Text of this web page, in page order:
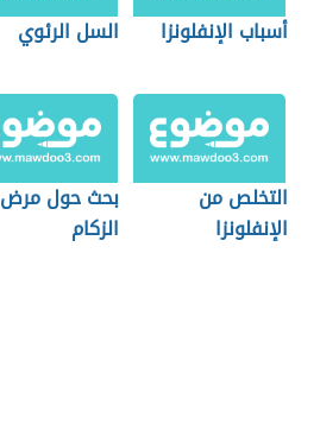
أسباب الإنفلونزا السل الرئوي
التخلص من
الإنفلونزا
بحث حول مرض
الزكام